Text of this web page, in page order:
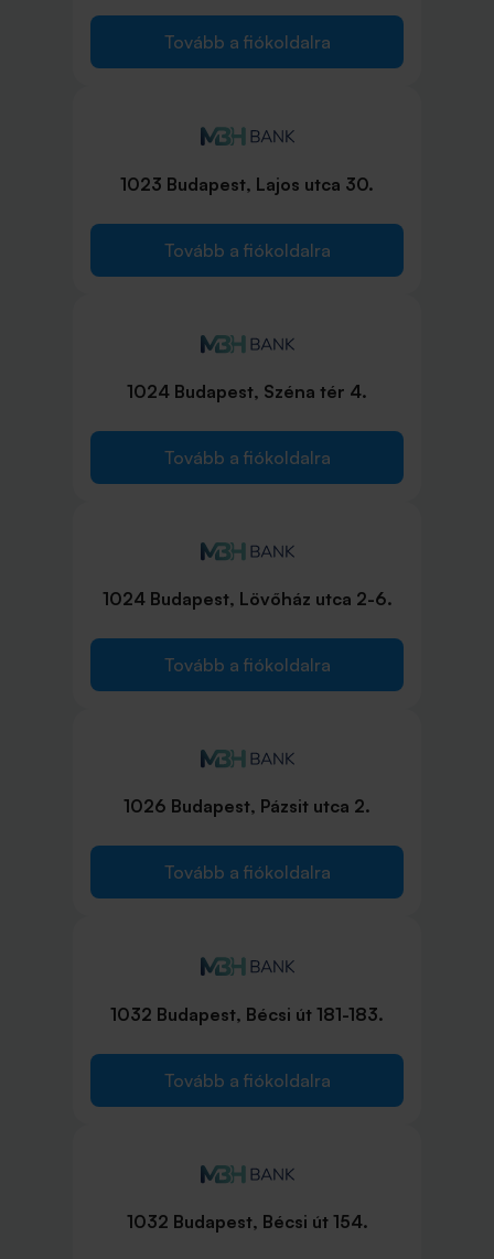
Tovább a fiókoldalra
1023 Budapest, Lajos utca 30.
Tovább a fiókoldalra
1024 Budapest, Széna tér 4.
Tovább a fiókoldalra
1024 Budapest, Lövőház utca 2-6.
Tovább a fiókoldalra
1026 Budapest, Pázsit utca 2.
Tovább a fiókoldalra
1032 Budapest, Bécsi út 181-183.
Tovább a fiókoldalra
1032 Budapest, Bécsi út 154.